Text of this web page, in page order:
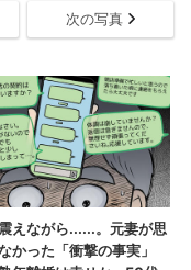
次の写真